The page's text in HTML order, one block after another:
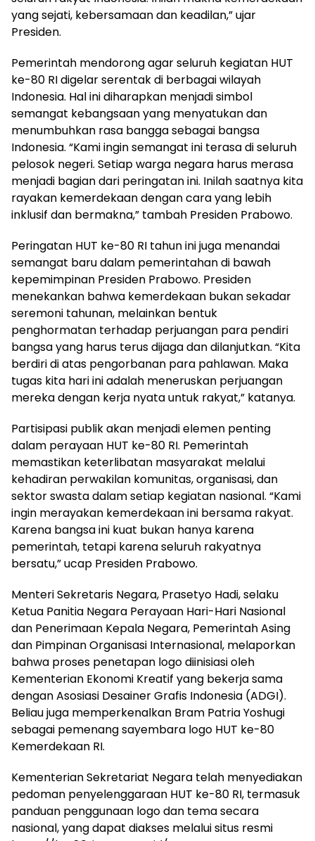
yang sejati, kebersamaan dan keadilan,” ujar
Presiden.
Pemerintah mendorong agar seluruh kegiatan HUT
ke-80 RI digelar serentak di berbagai wilayah
Indonesia. Hal ini diharapkan menjadi simbol
semangat kebangsaan yang menyatukan dan
menumbuhkan rasa bangga sebagai bangsa
Indonesia. “Kami ingin semangat ini terasa di seluruh
pelosok negeri. Setiap warga negara harus merasa
menjadi bagian dari peringatan ini. Inilah saatnya kita
rayakan kemerdekaan dengan cara yang lebih
inklusif dan bermakna,” tambah Presiden Prabowo.
Peringatan HUT ke-80 RI tahun ini juga menandai
semangat baru dalam pemerintahan di bawah
kepemimpinan Presiden Prabowo. Presiden
menekankan bahwa kemerdekaan bukan sekadar
seremoni tahunan, melainkan bentuk
penghormatan terhadap perjuangan para pendiri
bangsa yang harus terus dijaga dan dilanjutkan. “Kita
berdiri di atas pengorbanan para pahlawan. Maka
tugas kita hari ini adalah meneruskan perjuangan
mereka dengan kerja nyata untuk rakyat,” katanya.
Partisipasi publik akan menjadi elemen penting
dalam perayaan HUT ke-80 RI. Pemerintah
memastikan keterlibatan masyarakat melalui
kehadiran perwakilan komunitas, organisasi, dan
sektor swasta dalam setiap kegiatan nasional. “Kami
ingin merayakan kemerdekaan ini bersama rakyat.
Karena bangsa ini kuat bukan hanya karena
pemerintah, tetapi karena seluruh rakyatnya
bersatu,” ucap Presiden Prabowo.
Menteri Sekretaris Negara, Prasetyo Hadi, selaku
Ketua Panitia Negara Perayaan Hari-Hari Nasional
dan Penerimaan Kepala Negara, Pemerintah Asing
dan Pimpinan Organisasi Internasional, melaporkan
bahwa proses penetapan logo diinisiasi oleh
Kementerian Ekonomi Kreatif yang bekerja sama
dengan Asosiasi Desainer Grafis Indonesia (ADGI).
Beliau juga memperkenalkan Bram Patria Yoshugi
sebagai pemenang sayembara logo HUT ke-80
Kemerdekaan RI.
Kementerian Sekretariat Negara telah menyediakan
pedoman penyelenggaraan HUT ke-80 RI, termasuk
panduan penggunaan logo dan tema secara
nasional, yang dapat diakses melalui situs resmi